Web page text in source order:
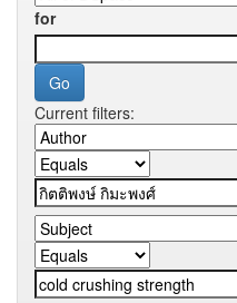
for
Current filters: